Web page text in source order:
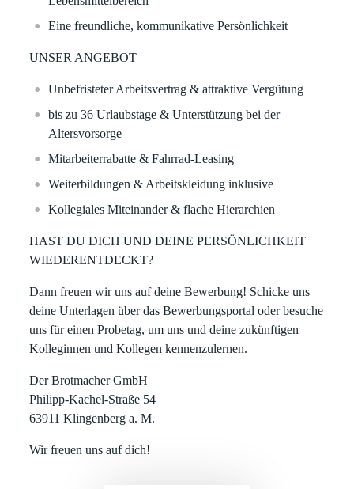
Eine freundliche, kommunikative Persönlichkeit
UNSER ANGEBOT
Unbefristeter Arbeitsvertrag & attraktive Vergütung
bis zu 36 Urlaubstage & Unterstützung bei der
Altersvorsorge
Mitarbeiterrabatte & Fahrrad-Leasing
Weiterbildungen & Arbeitskleidung inklusive
Kollegiales Miteinander & flache Hierarchien
HAST DU DICH UND DEINE PERSÖNLICHKEIT
WIEDERENTDECKT?
Dann freuen wir uns auf deine Bewerbung! Schicke uns
deine Unterlagen über das Bewerbungsportal oder besuche
uns für einen Probetag, um uns und deine zukünftigen
Kolleginnen und Kollegen kennenzulernen.
Der Brotmacher GmbH
Philipp-Kachel-Straße 54
63911 Klingenberg a. M.
Wir freuen uns auf dich!